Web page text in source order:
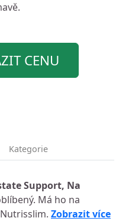
CENU
Kategorie
Support, Na
Má ho na
Zobrazit více